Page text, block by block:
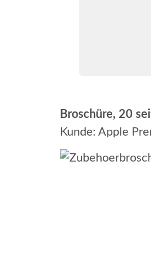
Broschüre, 20
Kunde: Apple